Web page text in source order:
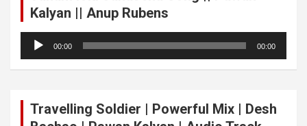
Kalyan || Anup Rubens
Audio
Player
00:00 00:00
Travelling Soldier | Powerful Mix | Desh